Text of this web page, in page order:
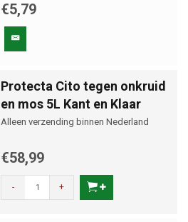
€5,79
Protecta Cito tegen onkruid
en mos 5L Kant en Klaar
Alleen verzending binnen Nederland
€58,99
- +